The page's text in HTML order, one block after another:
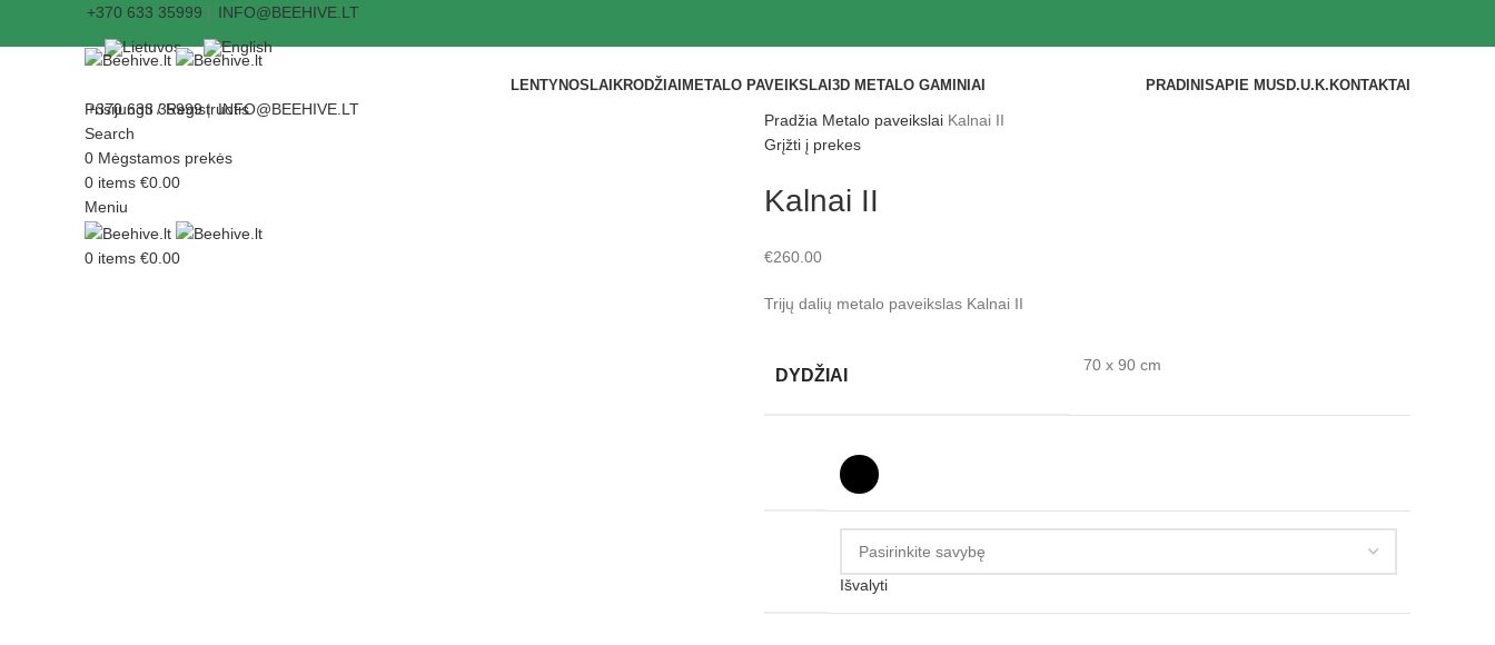
+370 633 35999 | INFO@BEEHIVE.LT
PRADINISAPIE MUS D.U.K. KONTAKTAI
+370 633 35999|INFO@BEEHIVE.LT
LENTYNOS LAIKRODŽIAI METALO PAVEIKSLAI 3D METALO GAMINIAI
Prisijungti / Registruotis
Search
0 Mėgstamos prekės
0 items €0.00
Meniu
0 items €0.00
Pradžia Metalo paveikslai Kalnai II
Grįžti į prekes
Kalnai II
€260.00
Trijų dalių metalo paveikslas Kalnai II
DYDŽIAI
70 x 90 cm
Išvalyti